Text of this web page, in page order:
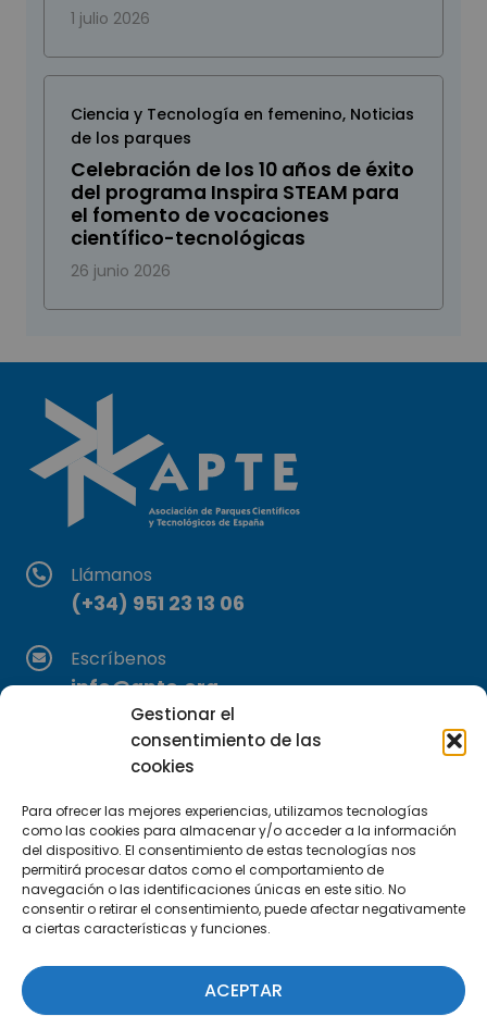
Gestionar el
consentimiento de las
cookies
Para ofrecer las mejores experiencias, utilizamos tecnologías
como las cookies para almacenar y/o acceder a la información
del dispositivo. El consentimiento de estas tecnologías nos
permitirá procesar datos como el comportamiento de
navegación o las identificaciones únicas en este sitio. No
consentir o retirar el consentimiento, puede afectar negativamente
a ciertas características y funciones.
ACEPTAR
1 julio 2026
Ciencia y Tecnología en femenino, Noticias
de los parques
Celebración de los 10 años de éxito
del programa Inspira STEAM para
el fomento de vocaciones
científico-tecnológicas
26 junio 2026
Llámanos
(+34) 951 23 13 06
Escríbenos
info@apte.org
Encuéntranos
C/Marie Curie, 35
29590 Campanillas, Málaga
Suscríbete a nuestra Newsletter